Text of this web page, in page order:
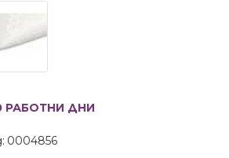
РАБОТНИ ДНИ
0004856